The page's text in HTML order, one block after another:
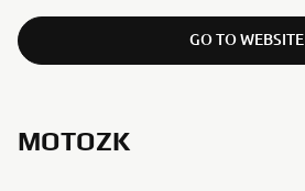
GO TO WEBSITE
MOTOZK